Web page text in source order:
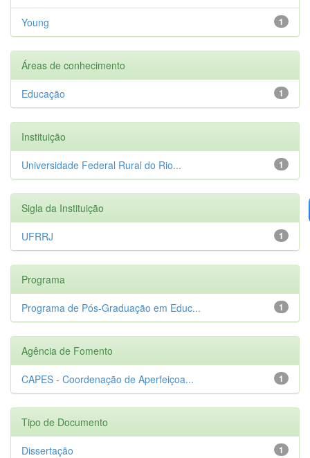
1
Young
Áreas de conhecimento
1
Educação
Instituição
1
Universidade Federal Rural do Rio...
Sigla da Instituição
1
UFRRJ
Programa
1
Programa de Pós-Graduação em Educ...
Agência de Fomento
1
CAPES - Coordenação de Aperfeiçoa...
Tipo de Documento
1
Dissertação